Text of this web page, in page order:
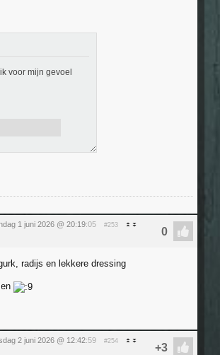
voor mijn gevoel
1 juni 2026 @ 20:19:05 #253
radijs en lekkere dressing
2 juni 2026 @ 12:42:59 #254